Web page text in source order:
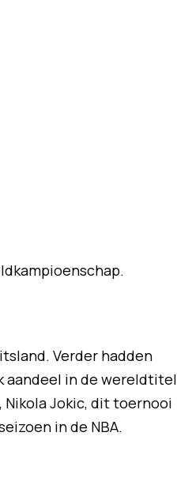
Verder hadden
aandeel in de
Nikola Jokic, dit toernooi
in de NBA.